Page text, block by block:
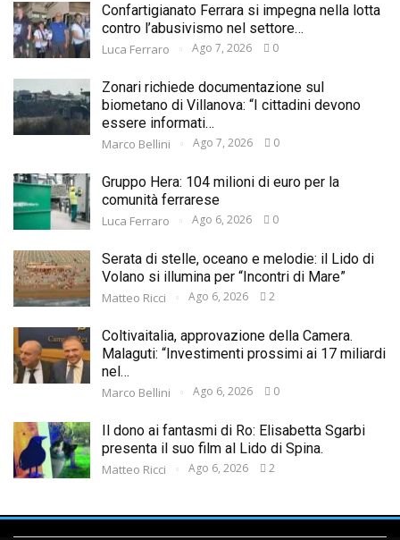
Confartigianato Ferrara si impegna nella lotta
contro l’abusivismo nel settore…
Luca Ferraro Ago 7, 2026 0
Zonari richiede documentazione sul
biometano di Villanova: “I cittadini devono
essere informati…
Marco Bellini Ago 7, 2026 0
Gruppo Hera: 104 milioni di euro per la
comunità ferrarese
Luca Ferraro Ago 6, 2026 0
Serata di stelle, oceano e melodie: il Lido di
Volano si illumina per “Incontri di Mare”
Matteo Ricci Ago 6, 2026 2
Coltivaitalia, approvazione della Camera.
Malaguti: “Investimenti prossimi ai 17 miliardi
nel…
Marco Bellini Ago 6, 2026 0
Il dono ai fantasmi di Ro: Elisabetta Sgarbi
presenta il suo film al Lido di Spina.
Matteo Ricci Ago 6, 2026 2